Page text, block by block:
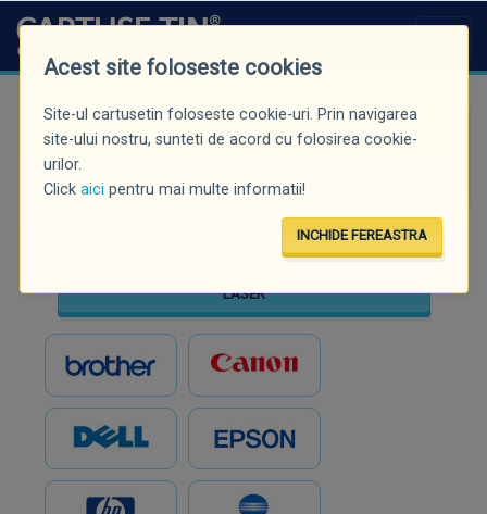
Căutare rapidă (minim 3 caractere)
LASER
Acest site foloseste cookies
Site-ul cartusetin foloseste cookie-uri. Prin navigarea
site-ului nostru, sunteti de acord cu folosirea cookie-
urilor.
Clickaici pentru mai multe informatii!
INCHIDE FEREASTRA